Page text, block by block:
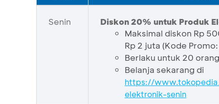
Senin
Diskon 20% untuk Produk
Maksimal diskon Rp
Rp 2 juta (Kode
Berlaku untuk 20
Belanja sekarang di
https://
elektronik-senin